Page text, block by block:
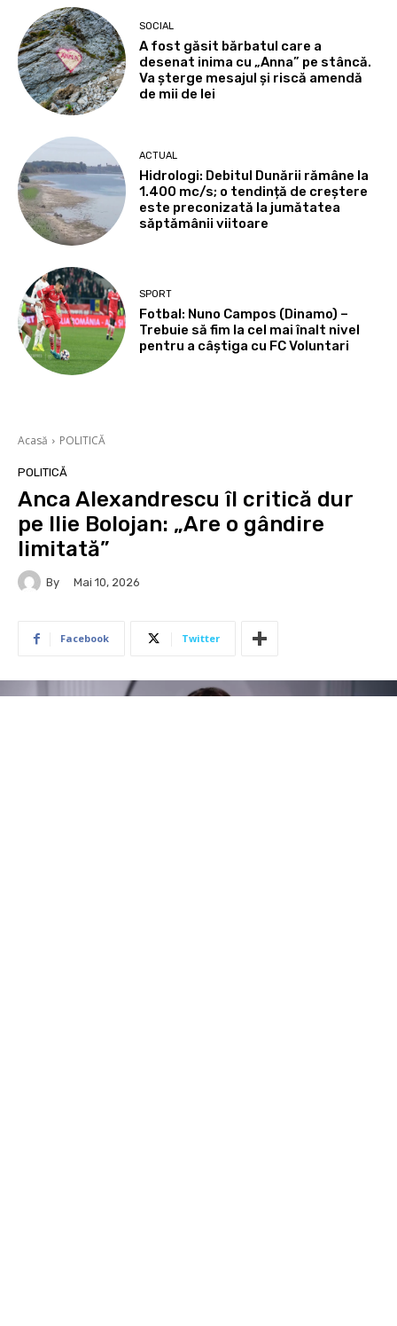
SOCIAL
A fost găsit bărbatul care a
desenat inima cu „Anna” pe stâncă.
Va șterge mesajul și riscă amendă
de mii de lei
ACTUAL
Hidrologi: Debitul Dunării rămâne la
1.400 mc/s; o tendință de creștere
este preconizată la jumătatea
săptămânii viitoare
SPORT
Fotbal: Nuno Campos (Dinamo) –
Trebuie să fim la cel mai înalt nivel
pentru a câștiga cu FC Voluntari